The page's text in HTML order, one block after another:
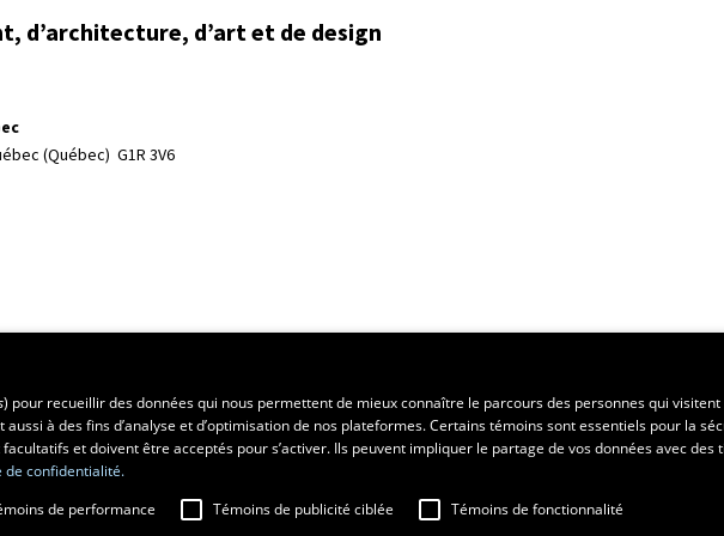
d’architecture, d’art et de design
(Québec)  G1R 3V6
développement
) pour recueillir des données qui nous permettent de mieux connaître le parcours des personnes qui
à des fins d’analyse et d’optimisation de nos plateformes. Certains témoins sont essentiels pour la
et doivent être acceptés pour s’activer. Ils peuvent impliquer le partage de vos données avec des
de confidentialité.
de performance Témoins de publicité ciblée Témoins de fonctionnalité